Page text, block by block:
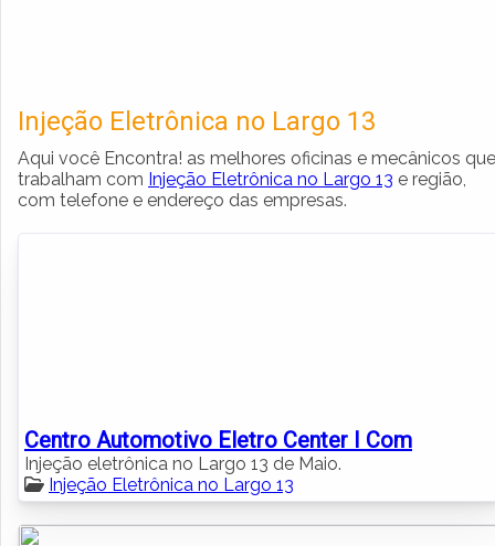
Injeção Eletrônica no Largo 13
Aqui você Encontra! as melhores oficinas e mecânicos que
trabalham com Injeção Eletrônica no Largo 13 e região,
com telefone e endereço das empresas.
Centro Automotivo Eletro Center I Com
Injeção eletrônica no Largo 13 de Maio.
Injeção Eletrônica no Largo 13